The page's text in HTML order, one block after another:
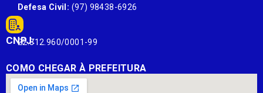
Defesa Civil: (97) 98438-6926
CNPJ:
22.812.960/0001-99
COMO CHEGAR À PREFEITURA